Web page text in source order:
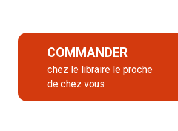
COMMANDER
chez le libraire le proche
de chez vous